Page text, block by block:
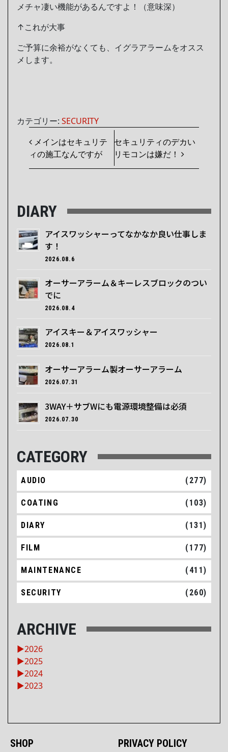
メチャ凄い機能があるんですよ！（意味深）
↑これが大事
ご予算に余裕がなくても、イグラアラームをオスス
メします。
カテゴリー: SECURITY
投稿ナビゲーション
メインはセキュリテ
ィの施工なんですが
セキュリティのデカい
リモコンは嫌だ！
DIARY
アイスワッシャーってなかなか良い仕事しま
す！
2026.08.6
オーサーアラーム＆キーレスブロックのつい
でに
2026.08.4
アイスキー＆アイスワッシャー
2026.08.1
オーサーアラーム製オーサーアラーム
2026.07.31
3WAY＋サブWにも電源環境整備は必須
2026.07.30
CATEGORY
AUDIO (277)
COATING (103)
DIARY (131)
FILM (177)
MAINTENANCE (411)
SECURITY (260)
ARCHIVE
►2026
►2025
►2024
►2023
SHOP PRIVACY POLICY